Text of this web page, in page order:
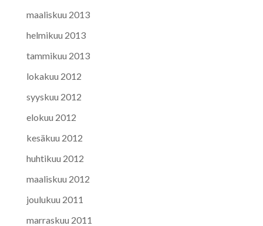
maaliskuu 2013
helmikuu 2013
tammikuu 2013
lokakuu 2012
syyskuu 2012
elokuu 2012
kesäkuu 2012
huhtikuu 2012
maaliskuu 2012
joulukuu 2011
marraskuu 2011